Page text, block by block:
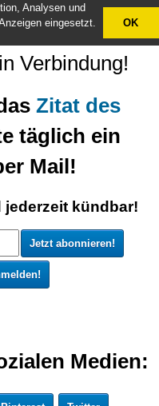
Verbindung!
Zitat des
täglich ein
Mail!
kündbar!
Medien:
X
Analysen und
eingesetzt.
OK